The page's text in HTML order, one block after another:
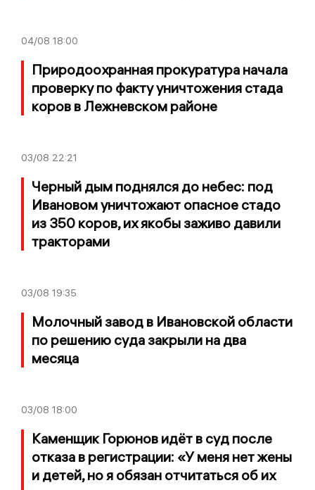
04/08 18:00
Природоохранная прокуратура начала
проверку по факту уничтожения стада
коров в Лежневском районе
03/08 22:21
Черный дым поднялся до небес: под
Ивановом уничтожают опасное стадо
из 350 коров, их якобы заживо давили
тракторами
03/08 19:35
Молочный завод в Ивановской области
по решению суда закрыли на два
месяца
03/08 18:00
Каменщик Горюнов идёт в суд после
отказа в регистрации: «У меня нет жены
и детей, но я обязан отчитаться об их